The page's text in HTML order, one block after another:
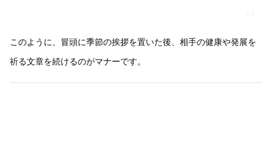
このように、冒頭に季節の挨拶を置いた後、相手の健康や発展を
祈る文章を続けるのがマナーです。